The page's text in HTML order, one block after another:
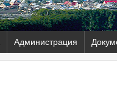
Администрация